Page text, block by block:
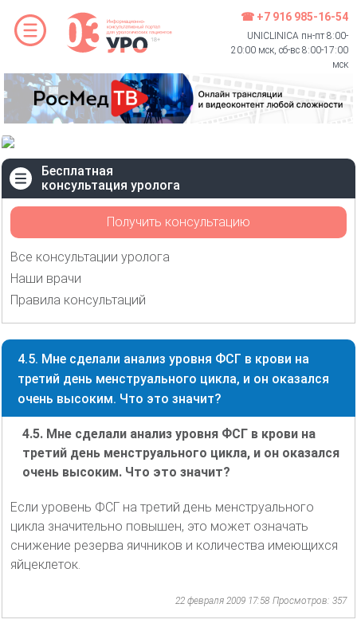
☎ +7 916 985-16-54
UNICLINICA пн-пт 8:00-
20:00 мск, сб-вс 8:00-17:00
мск
Бесплатная
консультация уролога
Получить консультацию
Все консультации уролога
Наши врачи
Правила консультаций
4.5. Мне сделали анализ уровня ФСГ в крови на
третий день менструального цикла, и он оказался
очень высоким. Что это значит?
4.5. Мне сделали анализ уровня ФСГ в крови на
третий день менструального цикла, и он оказался
очень высоким. Что это значит?
Если уровень ФСГ на третий день менструального
цикла значительно повышен, это может означать
снижение резерва яичников и количества имеющихся
яйцеклеток.
22 февраля 2009 17:58 Просмотров: 357